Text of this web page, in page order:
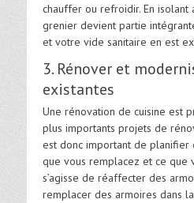
chauffer ou refroidir. En isolant
grenier devient partie
et votre vide sanitaire en est
3. Rénover et
existantes
Une rénovation de cuisine est
plus importants projets de
est donc important de planifier
que vous remplacez et ce que
s’agisse de réaffecter des
remplacer des armoires dans